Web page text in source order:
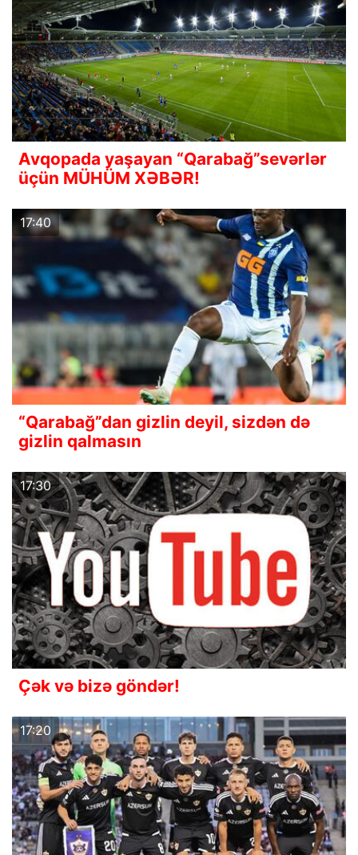
Avqopada yaşayan “Qarabağ”sevərlər
üçün MÜHÜM XƏBƏR!
17:40
“Qarabağ”dan gizlin deyil, sizdən də
gizlin qalmasın
17:30
Çək və bizə göndər!
17:20